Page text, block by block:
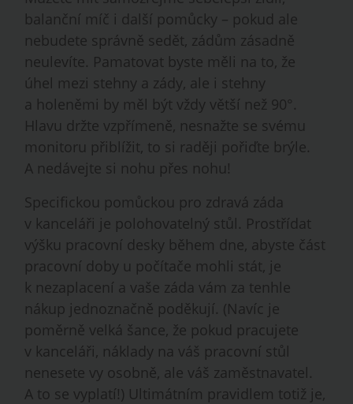
balanční míč i další pomůcky – pokud ale
nebudete správně sedět, zádům zásadně
neulevíte. Pamatovat byste měli na to, že
úhel mezi stehny a zády, ale i stehny
a holeněmi by měl být vždy větší než 90°.
Hlavu držte vzpřímeně, nesnažte se svému
monitoru přiblížit, to si raději pořiďte brýle.
A nedávejte si nohu přes nohu!
Specifickou pomůckou pro zdravá záda
v kanceláři je polohovatelný stůl. Prostřídat
výšku pracovní desky během dne, abyste část
pracovní doby u počítače mohli stát, je
k nezaplacení a vaše záda vám za tenhle
nákup jednoznačně poděkují. (Navíc je
poměrně velká šance, že pokud pracujete
v kanceláři, náklady na váš pracovní stůl
nenesete vy osobně, ale váš zaměstnavatel.
A to se vyplatí!) Ultimátním pravidlem totiž je,